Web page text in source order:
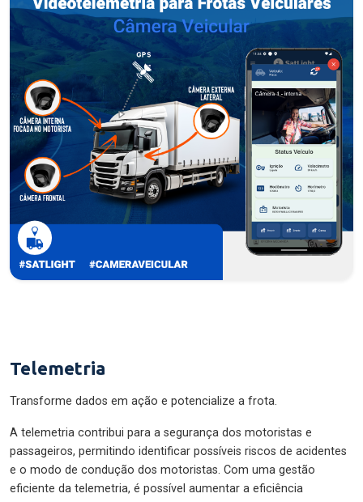
Telemetria
Transforme dados em ação e potencialize a frota.
A telemetria contribui para a segurança dos motoristas e
passageiros, permitindo identificar possíveis riscos de acidentes
e o modo de condução dos motoristas. Com uma gestão
eficiente da telemetria, é possível aumentar a eficiência